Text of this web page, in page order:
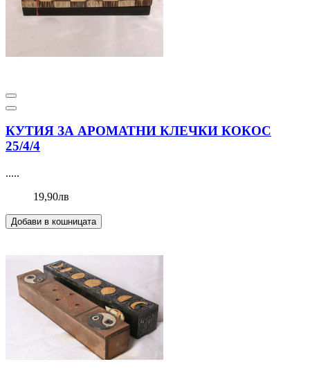
КУТИЯ ЗА АРОМАТНИ КЛЕЧКИ КОКОС
25/4/4
.....
19,90лв
Добави в кошницата